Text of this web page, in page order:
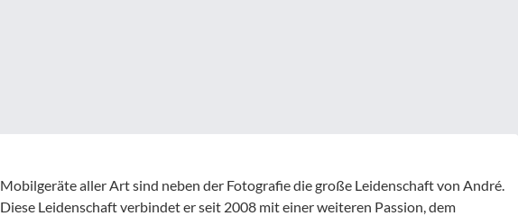
Mobilgeräte aller Art sind neben der Fotografie die große Leidenschaft von André.
Diese Leidenschaft verbindet er seit 2008 mit einer weiteren Passion, dem